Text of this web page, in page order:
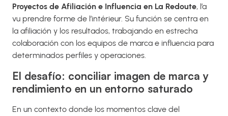
Proyectos de Afiliación e Influencia en La Redoute, l’a
vu prendre forme de l’intérieur. Su función se centra en
la afiliación y los resultados, trabajando en estrecha
colaboración con los equipos de marca e influencia para
determinados perfiles y operaciones.
El desafío: conciliar imagen de marca y
rendimiento en un entorno saturado
En un contexto donde los momentos clave del